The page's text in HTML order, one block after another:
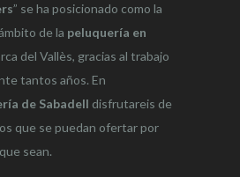
” se ha posicionado como la
de la peluquería en
del Vallès, gracias al trabajo
tantos años. En
de Sabadell disfrutareis de
que se puedan ofertar por
sean.